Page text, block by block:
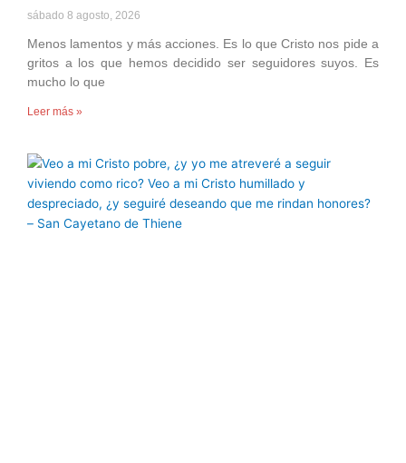
sábado 8 agosto, 2026
Menos lamentos y más acciones. Es lo que Cristo nos pide a
gritos a los que hemos decidido ser seguidores suyos. Es
mucho lo que
Leer más »